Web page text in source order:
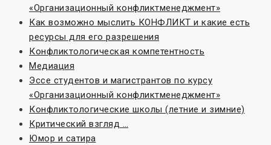
«Организационный конфликтменеджмент»
Как возможно мыслить КОНФЛИКТ и какие есть
ресурсы для его разрешения
Конфликтологическая компетентность
Медиация
Эссе студентов и магистрантов по курсу
«Организационный конфликтменеджмент»
Конфликтологические школы (летние и зимние)
Критический взгляд …
Юмор и сатира